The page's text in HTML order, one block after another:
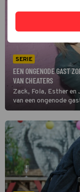
SERIE
EEN ONGENODE GAST
VAN CHEATERS
Zack, Fola, Esther en
van een ongenode
gemoederen hoog
van Cheaters heel